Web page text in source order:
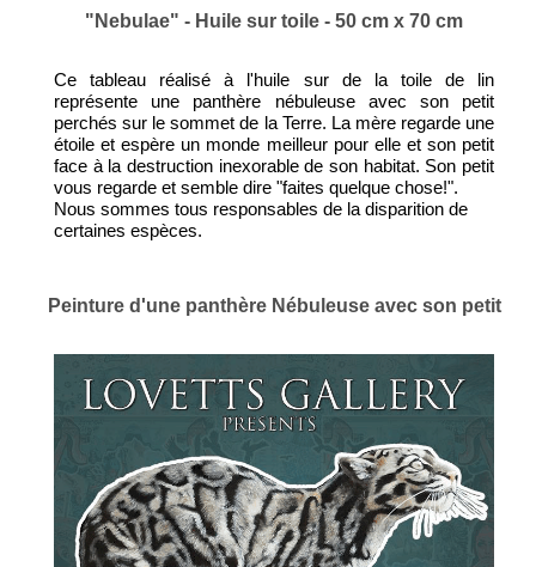
"Nebulae" - Huile sur toile - 50 cm x 70 cm
Ce tableau réalisé à l'huile sur de la toile de lin
représente une panthère nébuleuse avec son petit
perchés sur le sommet de la Terre. La mère regarde une
étoile et espère un monde meilleur pour elle et son petit
face à la destruction inexorable de son habitat. Son petit
vous regarde et semble dire "faites quelque chose!".
Nous sommes tous responsables de la disparition de
certaines espèces.
Peinture d'une panthère Nébuleuse avec son petit